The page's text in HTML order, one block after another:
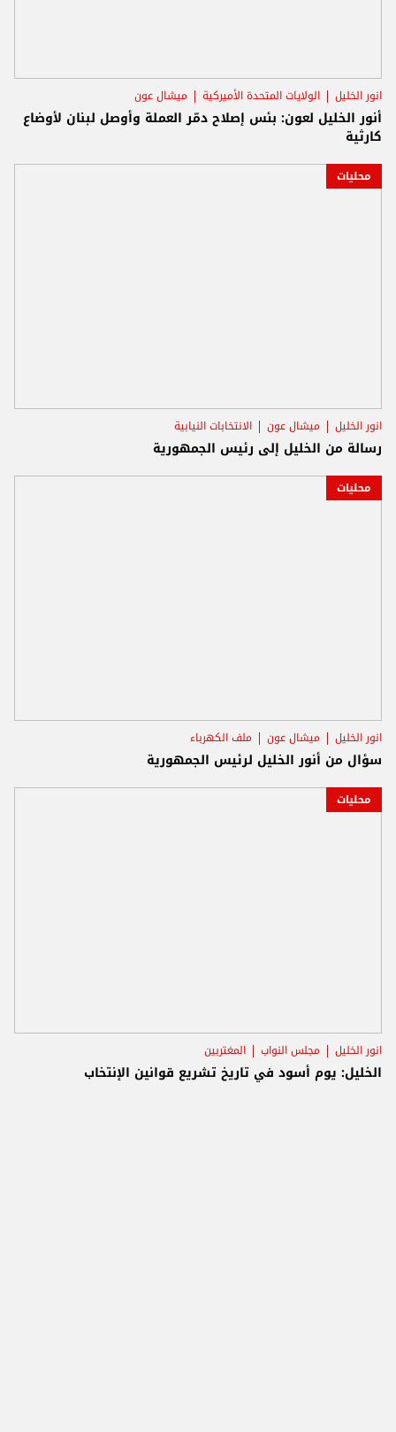
انور الخليل الولايات المتحدة الأميركية ميشال عون
أنور الخليل لعون: بئس إصلاح دمّر العملة وأوصل لبنان لأوضاع
كارثية
محليات
انور الخليل ميشال عون الانتخابات النيابية
رسالة من الخليل إلى رئيس الجمهورية
محليات
انور الخليل ميشال عون ملف الكهرباء
سؤال من أنور الخليل لرئيس الجمهورية
محليات
انور الخليل مجلس النواب المغتربين
الخليل: يوم أسود في تاريخ تشريع قوانين الإنتخاب